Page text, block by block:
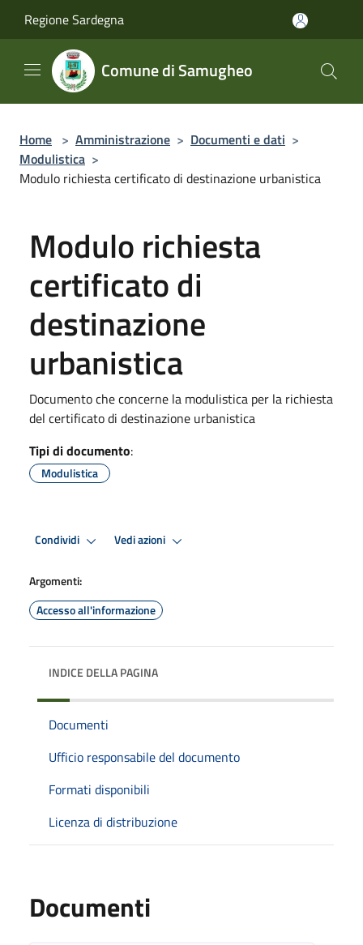
Regione Sardegna
Comune di Samugheo
Home > Amministrazione > Documenti e dati >
Modulistica >
Modulo richiesta certificato di destinazione urbanistica
Modulo richiesta
certificato di
destinazione
urbanistica
Documento che concerne la modulistica per la richiesta
del certificato di destinazione urbanistica
Tipi di documento:
Modulistica
Condividi Vedi azioni
Argomenti:
Accesso all'informazione
INDICE DELLA PAGINA
Documenti
Ufficio responsabile del documento
Formati disponibili
Licenza di distribuzione
Documenti